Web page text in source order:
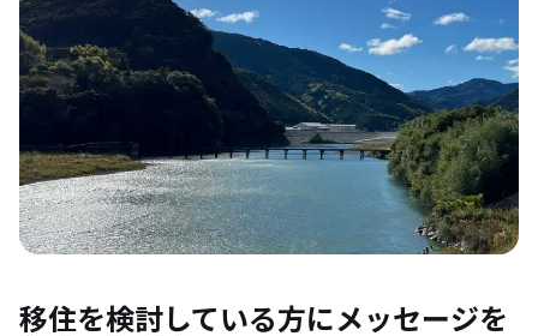
移住を検討している方にメッセージを